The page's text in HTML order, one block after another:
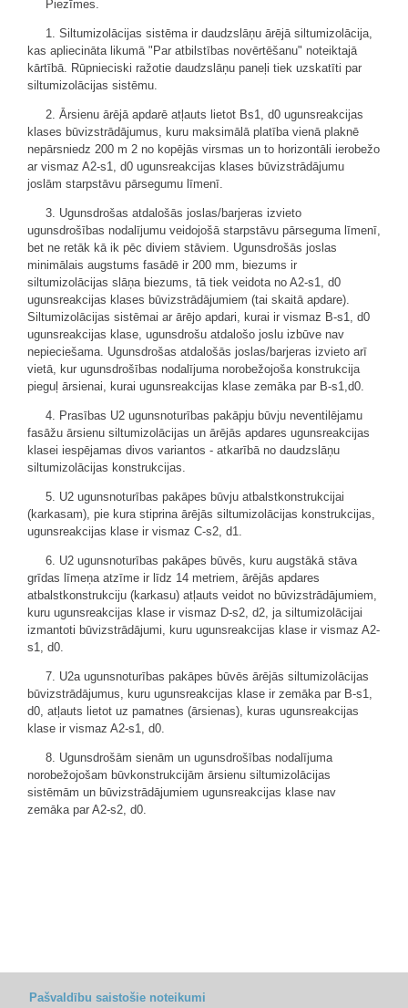
Piezīmes.
1. Siltumizolācijas sistēma ir daudzslāņu ārējā siltumizolācija,
kas apliecināta likumā "Par atbilstības novērtēšanu" noteiktajā
kārtībā. Rūpnieciski ražotie daudzslāņu paneļi tiek uzskatīti par
siltumizolācijas sistēmu.
2. Ārsienu ārējā apdarē atļauts lietot Bs1, d0 ugunsreakcijas
klases būvizstrādājumus, kuru maksimālā platība vienā plaknē
nepārsniedz 200 m 2 no kopējās virsmas un to horizontāli ierobežo
ar vismaz A2-s1, d0 ugunsreakcijas klases būvizstrādājumu
joslām starpstāvu pārsegumu līmenī.
3. Ugunsdrošas atdalošās joslas/barjeras izvieto
ugunsdrošības nodalījumu veidojošā starpstāvu pārseguma līmenī,
bet ne retāk kā ik pēc diviem stāviem. Ugunsdrošās joslas
minimālais augstums fasādē ir 200 mm, biezums ir
siltumizolācijas slāņa biezums, tā tiek veidota no A2-s1, d0
ugunsreakcijas klases būvizstrādājumiem (tai skaitā apdare).
Siltumizolācijas sistēmai ar ārējo apdari, kurai ir vismaz B-s1, d0
ugunsreakcijas klase, ugunsdrošu atdalošo joslu izbūve nav
nepieciešama. Ugunsdrošas atdalošās joslas/barjeras izvieto arī
vietā, kur ugunsdrošības nodalījuma norobežojoša konstrukcija
pieguļ ārsienai, kurai ugunsreakcijas klase zemāka par B-s1,d0.
4. Prasības U2 ugunsnoturības pakāpju būvju neventilējamu
fasāžu ārsienu siltumizolācijas un ārējās apdares ugunsreakcijas
klasei iespējamas divos variantos - atkarībā no daudzslāņu
siltumizolācijas konstrukcijas.
5. U2 ugunsnoturības pakāpes būvju atbalstkonstrukcijai
(karkasam), pie kura stiprina ārējās siltumizolācijas konstrukcijas,
ugunsreakcijas klase ir vismaz C-s2, d1.
6. U2 ugunsnoturības pakāpes būvēs, kuru augstākā stāva
grīdas līmeņa atzīme ir līdz 14 metriem, ārējās apdares
atbalstkonstrukciju (karkasu) atļauts veidot no būvizstrādājumiem,
kuru ugunsreakcijas klase ir vismaz D-s2, d2, ja siltumizolācijai
izmantoti būvizstrādājumi, kuru ugunsreakcijas klase ir vismaz A2-
s1, d0.
7. U2a ugunsnoturības pakāpes būvēs ārējās siltumizolācijas
būvizstrādājumus, kuru ugunsreakcijas klase ir zemāka par B-s1,
d0, atļauts lietot uz pamatnes (ārsienas), kuras ugunsreakcijas
klase ir vismaz A2-s1, d0.
8. Ugunsdrošām sienām un ugunsdrošības nodalījuma
norobežojošam būvkonstrukcijām ārsienu siltumizolācijas
sistēmām un būvizstrādājumiem ugunsreakcijas klase nav
zemāka par A2-s2, d0.
Pašvaldību saistošie noteikumi